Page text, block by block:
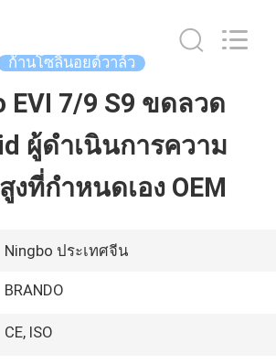
ก้านโซลินอยด์วาล์ว
EVI 7/9 S9 ขดลวด
ผู้ดำเนินการความ
งที่กำหนดเอง OEM
Ningbo ประเทศจีน
BRANDO
CE, ISO